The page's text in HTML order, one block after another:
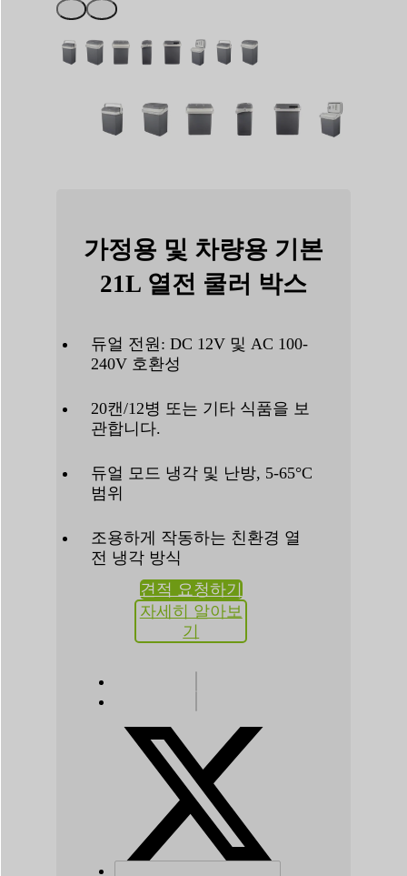
가정용 및 차량용 기본
21L 열전 쿨러 박스
듀얼 전원: DC 12V 및 AC 100-
240V 호환성
20캔/12병 또는 기타 식품을 보
관합니다.
듀얼 모드 냉각 및 난방, 5-65°C
범위
조용하게 작동하는 친환경 열
전 냉각 방식
견적 요청하기
자세히 알아보
기